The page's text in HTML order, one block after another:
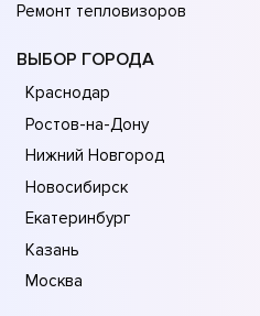
Ремонт тепловизоров
ВЫБОР ГОРОДА
Краснодар
Ростов-на-Дону
Нижний Новгород
Новосибирск
Екатеринбург
Казань
Москва